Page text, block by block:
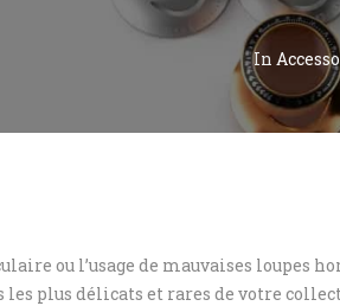
In
ou l’usage de mauvaises loupes
plus délicats et rares de votre